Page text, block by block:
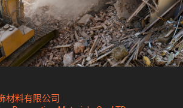
材料有限公司